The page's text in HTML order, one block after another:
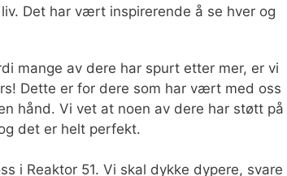
Det har vært inspirerende å se hver og
mange av dere har spurt etter mer, er vi
Dette er for dere som har vært med oss
hånd. Vi vet at noen av dere har støtt på
det er helt perfekt.
i Reaktor 51. Vi skal dykke dypere, svare